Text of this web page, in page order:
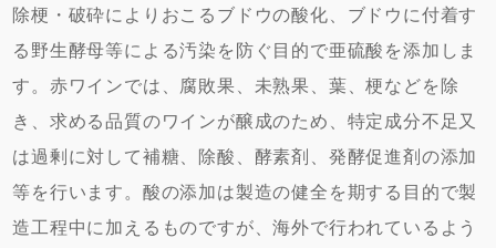
除梗・破砕によりおこるブドウの酸化、ブドウに付着す
る野生酵母等による汚染を防ぐ目的で亜硫酸を添加しま
す。赤ワインでは、腐敗果、未熟果、葉、梗などを除
き、求める品質のワインが醸成のため、特定成分不足又
は過剰に対して補糖、除酸、酵素剤、発酵促進剤の添加
等を行います。酸の添加は製造の健全を期する目的で製
造工程中に加えるものですが、海外で行われているよう